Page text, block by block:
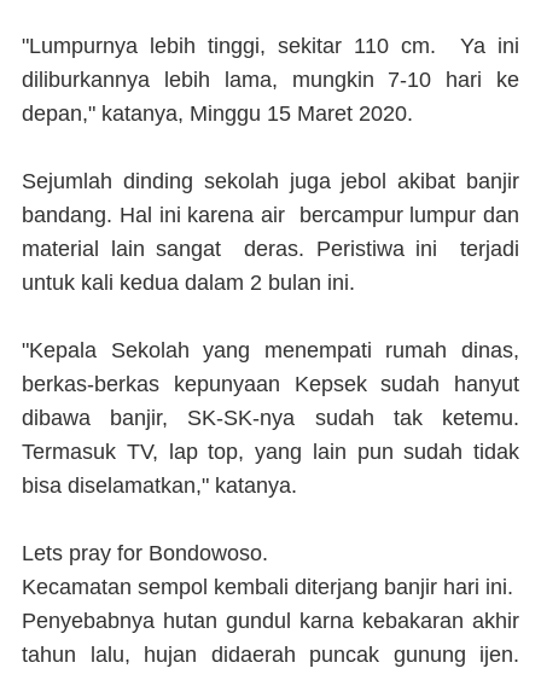
"Lumpurnya lebih tinggi, sekitar 110 cm. Ya ini
diliburkannya lebih lama, mungkin 7-10 hari ke
depan," katanya, Minggu 15 Maret 2020.
Sejumlah dinding sekolah juga jebol akibat banjir
bandang. Hal ini karena air bercampur lumpur dan
material lain sangat deras. Peristiwa ini terjadi
untuk kali kedua dalam 2 bulan ini.
"Kepala Sekolah yang menempati rumah dinas,
berkas-berkas kepunyaan Kepsek sudah hanyut
dibawa banjir, SK-SK-nya sudah tak ketemu.
Termasuk TV, lap top, yang lain pun sudah tidak
bisa diselamatkan," katanya.
Lets pray for Bondowoso.
Kecamatan sempol kembali diterjang banjir hari ini.
Penyebabnya hutan gundul karna kebakaran akhir
tahun lalu, hujan didaerah puncak gunung ijen.